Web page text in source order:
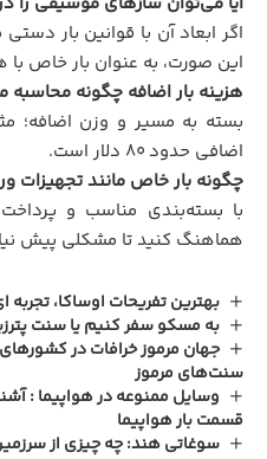
اگر ابعاد آن با قوانین بار
این صورت، به عنوان بار خاص
هزینه بار اضافه چگونه
اضافی حدود ۸۰ دلار است.
چگونه بار خاص مانند تجهیزات
با بسته‌بندی مناسب و
هماهنگ کنید تا مشکلی پیش
بهترین تفریحات اوساکا،
به مسکو سفر کنیم یا سنت
جهان مرموز خرافات در
سنت‌های مرموز
وسایل ممنوعه در هواپیما :
قسمت بار هواپیما
سوغاتی هند: چه چیزی از